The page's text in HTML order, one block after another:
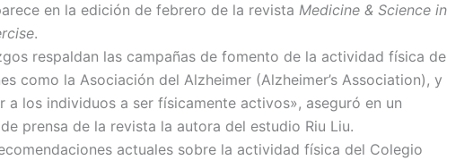
en la edición de febrero de la revista Medicine & Science in
.
respaldan las campañas de fomento de la actividad física de
como la Asociación del Alzheimer (Alzheimer’s Association), y
a los individuos a ser físicamente activos», aseguró en un
prensa de la revista la autora del estudio Riu Liu.
actuales sobre la actividad física del Colegio